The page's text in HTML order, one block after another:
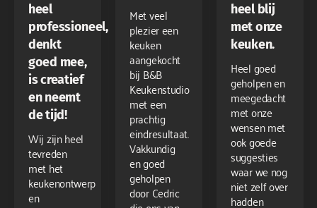
heel
professioneel,
denkt
goed mee,
is creatief
en neemt
de tijd!
Wij zijn heel
tevreden
met het
keukenontwerp
en
Met veel
plezier een
keuken
aangekocht
bij B&B
Keukenstudio
met een
prachtig
eindresultaat.
Vakkundig
en goed
geholpen
door Cedric
heel blij
met onze
keuken.
Heel goed
geholpen en
meegedacht
met onze
wensen met
ook goede
suggesties
waar we nog
niet zelf over
hadden